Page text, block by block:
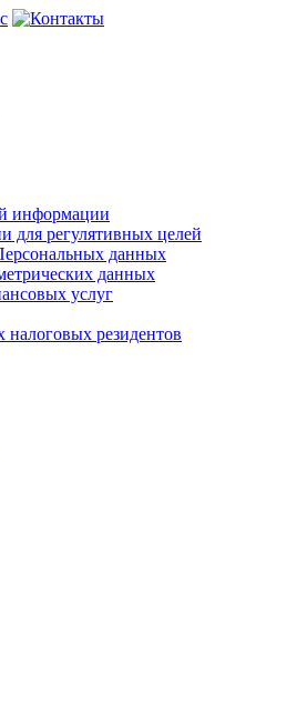
информации
для регулятивных целей
данных
данных
услуг
резидентов